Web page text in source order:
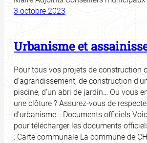
3 octobre 2023
Urbanisme et
Pour tous vos projets de construction
d’agrandissement, de construction
piscine, d’un abri de jardin… Ou vous
une clôture ? Assurez-vous de
d’urbanisme… Documents officiels
pour télécharger les documents
: Carte communale La commune de